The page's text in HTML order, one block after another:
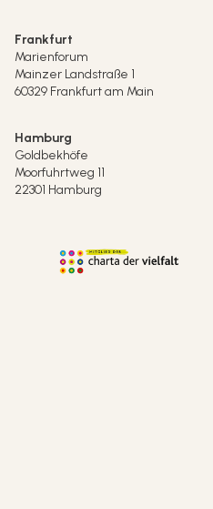
Frankfurt
Marienforum
Mainzer Landstraße 1
60329 Frankfurt am Main
Hamburg
Goldbekhöfe
Moorfuhrtweg 11
22301 Hamburg